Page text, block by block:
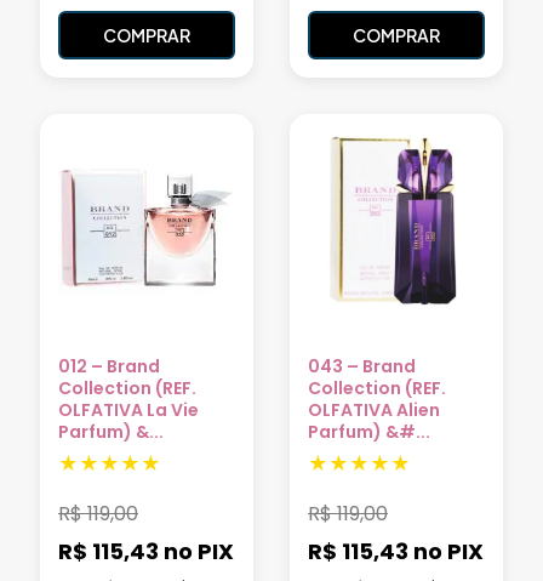
COMPRAR COMPRAR
012 – Brand
Collection (REF.
OLFATIVA La Vie
Parfum) &...
R$119,00
R$ 115,43 no PIX
043 – Brand
Collection (REF.
OLFATIVA Alien
Parfum) &#...
R$119,00
R$ 115,43 no PIX